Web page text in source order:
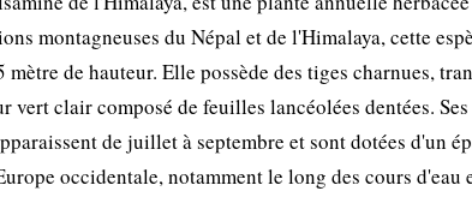
montagneuses du Népal et de l'Himalaya, cette
de hauteur. Elle possède des tiges charnues,
vert clair composé de feuilles lancéolées dentées.
de juillet à septembre et sont dotées d'un
occidentale, notamment le long des cours d'eau